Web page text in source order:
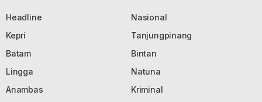
Headline
Nasional
Kepri
Tanjungpinang
Batam
Bintan
Lingga
Natuna
Anambas
Kriminal